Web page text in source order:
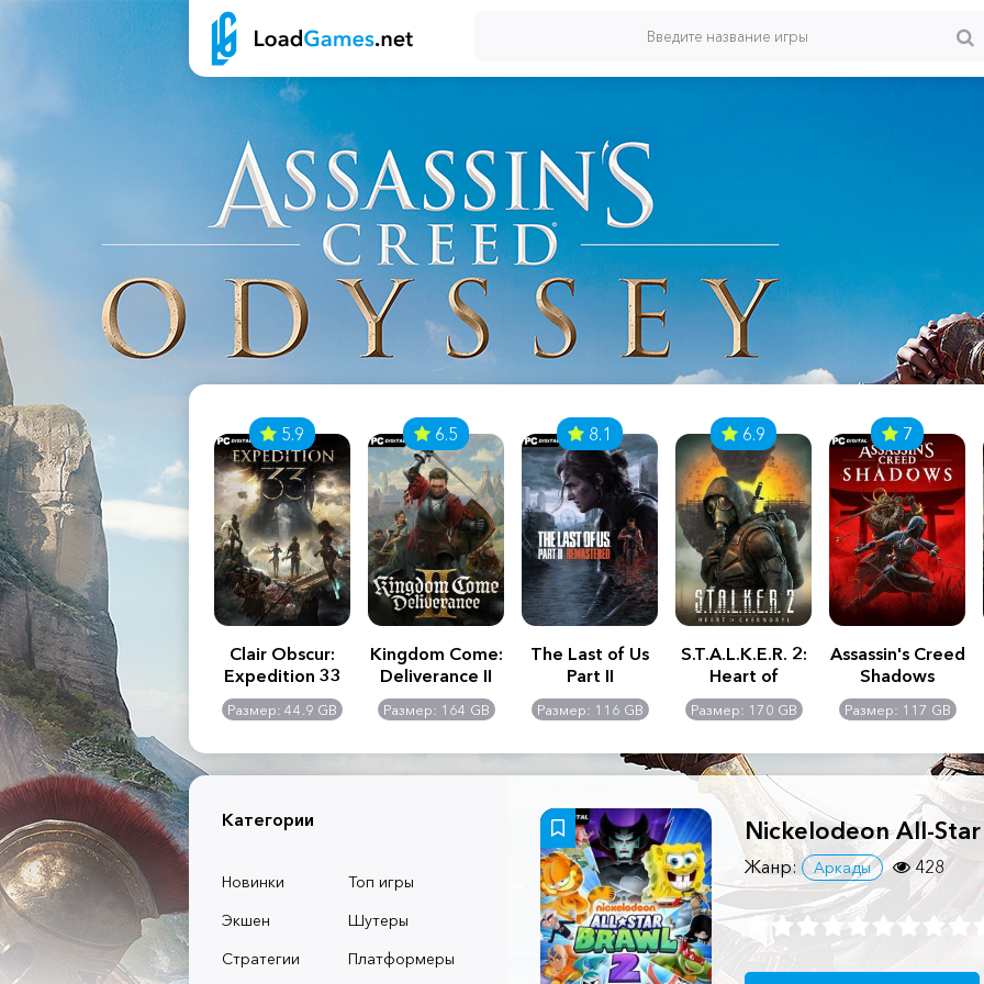
2:
-
GB
Assassin's Creed
Shadows
Размер: 117 GB
5.9
Clair Obscur:
Expedition 33
Размер: 44.9 GB
6.5
Kingdom Come:
Deliverance II
Размер: 164 GB
8.1
The Last of Us
Part II
Remastered
Размер: 116 GB
6.9
S.T.A.L.K.E.R. 2:
Heart of
Chernobyl -
Ultimate Edition
Размер: 170 GB
7
Assassin's Creed
Shadows
Размер: 117 GB
Категории
Новинки
Топ игры
Экшен
Шутеры
Стратегии
Платформеры
Nickelodeon All-
Жанр: Аркады 428